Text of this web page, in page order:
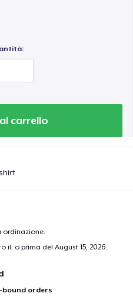
carrello
il, o prima delAugust 15, 2026
bound orders